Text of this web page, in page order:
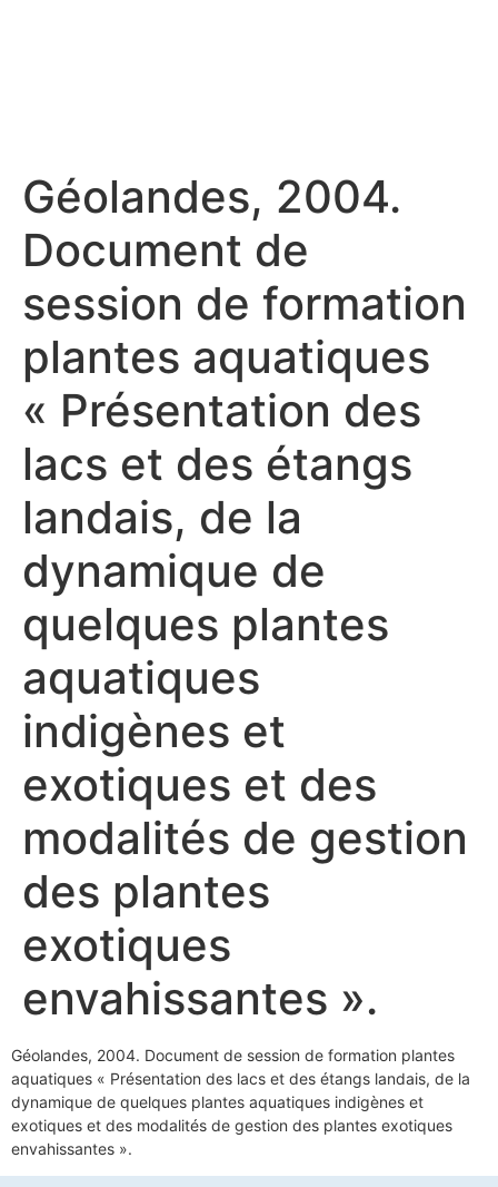
Géolandes, 2004.
Document de
session de formation
plantes aquatiques
« Présentation des
lacs et des étangs
landais, de la
dynamique de
quelques plantes
aquatiques
indigènes et
exotiques et des
modalités de gestion
des plantes
exotiques
envahissantes ».
Géolandes, 2004. Document de session de formation plantes
aquatiques « Présentation des lacs et des étangs landais, de la
dynamique de quelques plantes aquatiques indigènes et
exotiques et des modalités de gestion des plantes exotiques
envahissantes ».